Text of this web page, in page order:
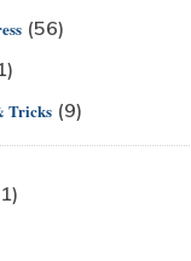
(56)
Tricks (9)